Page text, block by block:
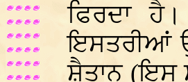
ਫਿਰਦਾ
ਇਸਤਰੀਆਂ
ਸ਼ੈਤਾਨ (ਇਸ